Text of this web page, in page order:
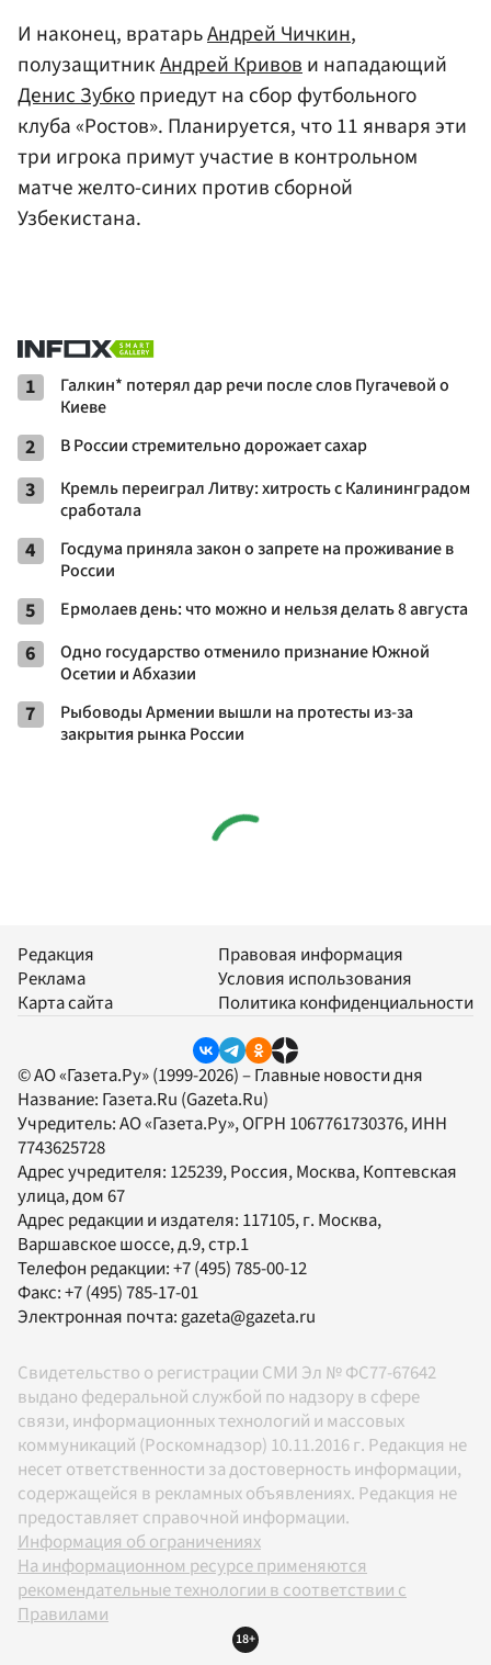
И наконец, вратарьАндрей Чичкин,
полузащитникАндрей Кривов и нападающий
Денис Зубкоприедут на сбор футбольного
клуба «Ростов». Планируется, что 11 января эти
три игрока примут участие в контрольном
матче желто-синих против сборной
Узбекистана.
1
Галкин* потерял дар речи после слов Пугачевой о
Киеве
2 В России стремительно дорожает сахар
3
Кремль переиграл Литву: хитрость с Калининградом
сработала
4
Госдума приняла закон о запрете на проживание в
России
5 Ермолаев день: что можно и нельзя делать 8 августа
6
Одно государство отменило признание Южной
Осетии и Абхазии
7
Рыбоводы Армении вышли на протесты из-за
закрытия рынка России
Редакция
Реклама
Карта сайта
Правовая информация
Условия использования
Политика конфиденциальности
© АО «Газета.Ру» (1999-2026) – Главные новости дня
Название: Газета.Ru (Gazeta.Ru)
Учредитель:АО «Газета.Ру», ОГРН 1067761730376, ИНН
7743625728
Адрес учредителя: 125239, Россия, Москва, Коптевская
улица, дом 67
Адрес редакции и издателя: 117105, г. Москва,
Варшавское шоссе, д.9, стр.1
Телефон редакции:+7 (495) 785-00-12
Факс:+7 (495) 785-17-01
Электронная почта:gazeta@gazeta.ru
Свидетельство о регистрации СМИ Эл № ФС77-67642
выдано федеральной службой по надзору в сфере
связи, информационных технологий и массовых
коммуникаций (Роскомнадзор) 10.11.2016 г. Редакция не
несет ответственности за достоверность информации,
содержащейся в рекламных объявлениях. Редакция не
предоставляет справочной информации.
Информация об ограничениях
На информационном ресурсе применяются
рекомендательные технологии в соответствии с
Правилами
18+